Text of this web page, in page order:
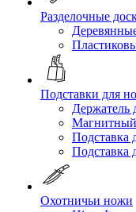
Разделочные
Подставки для
Держатель
Магнитный
Подставка
Подставка
Охотничьи ножи